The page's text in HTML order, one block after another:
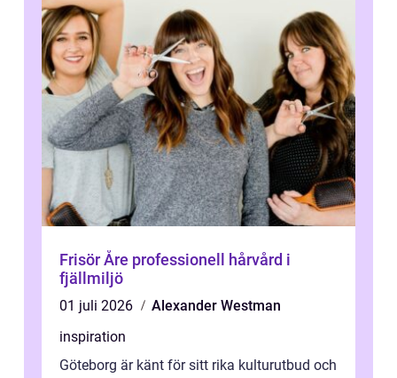
Frisör Åre professionell hårvård i
fjällmiljö
01 juli 2026
Alexander Westman
inspiration
Göteborg är känt för sitt rika kulturutbud och